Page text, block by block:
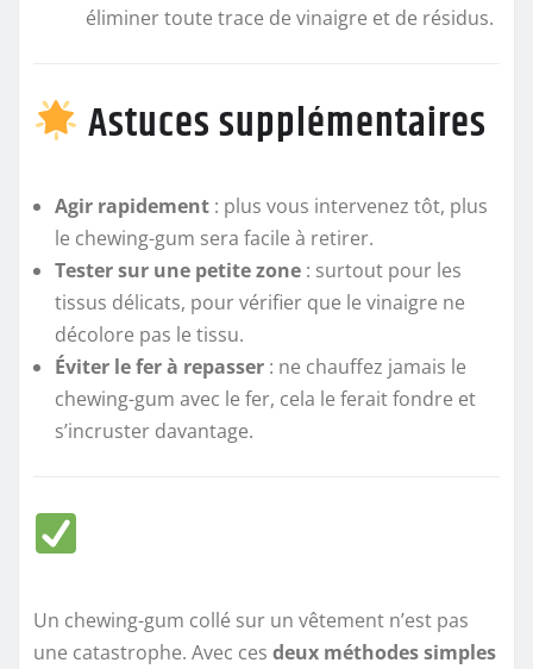
éliminer toute trace de vinaigre et de résidus.
Astuces supplémentaires
Agir rapidement : plus vous intervenez tôt, plus
le chewing-gum sera facile à retirer.
Tester sur une petite zone : surtout pour les
tissus délicats, pour vérifier que le vinaigre ne
décolore pas le tissu.
Éviter le fer à repasser : ne chauffez jamais le
chewing-gum avec le fer, cela le ferait fondre et
s’incruster davantage.
Un chewing-gum collé sur un vêtement n’est pas
une catastrophe. Avec ces deux méthodes simples